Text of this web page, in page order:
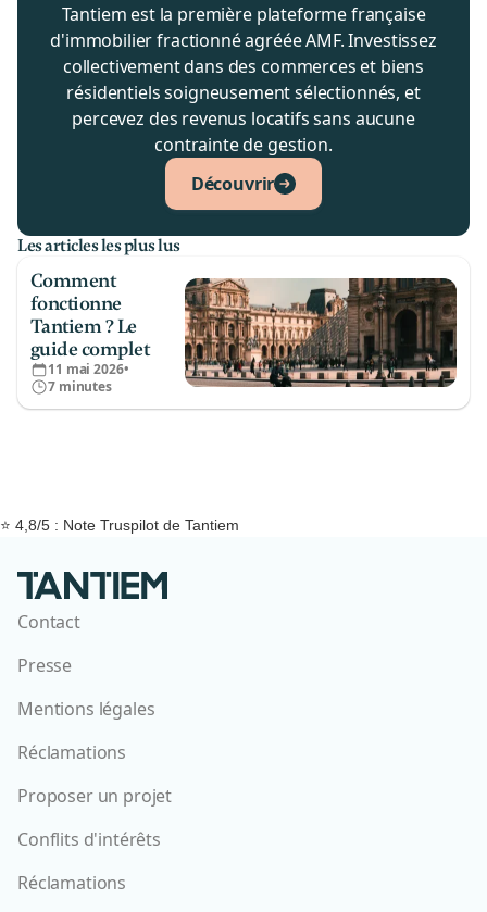
Tantiem est la première plateforme française
d'immobilier fractionné agréée AMF. Investissez
collectivement dans des commerces et biens
résidentiels soigneusement sélectionnés, et
percevez des revenus locatifs sans aucune
contrainte de gestion.
Découvrir
Les articles les plus lus
Comment
fonctionne
Tantiem ? Le
guide complet
11 mai 2026•
7 minutes
⭐ 4,8/5 : Note Truspilot de Tantiem
Contact
Presse
Mentions légales
Réclamations
Proposer un projet
Conflits d'intérêts
Réclamations